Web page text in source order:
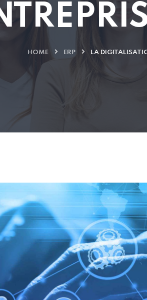
HOME ERP LA